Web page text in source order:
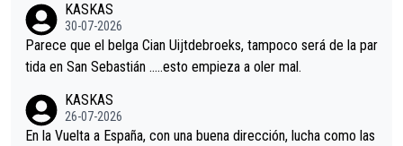
s.La única buena noticia es la mejoría de Enric Más en San Seb
astian.Si en la Vuelta a Burgos sigue la mejoría, podríamos ten
er alguna sorpresa en la Vuelta.Ojalá.
KASKAS
30-07-2026
Parece que el belga Cian Uijtdebroeks, tampoco será de la par
tida en San Sebastián …..esto empieza a oler mal.
KASKAS
26-07-2026
En la Vuelta a España, con una buena dirección, lucha como las